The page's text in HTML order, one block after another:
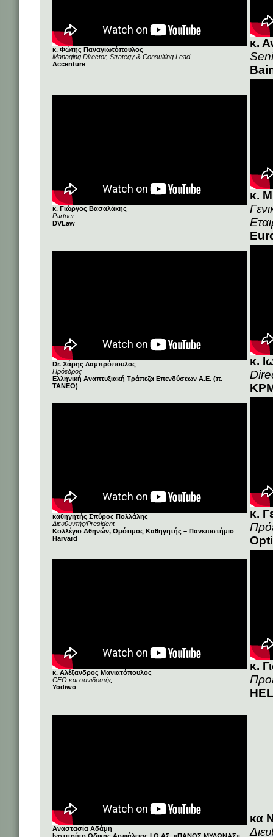
κ. Φώτης Παναγιωτόπουλος
Managing Director, Strategy & Consulting Lead
Accenture
κ.
κ. Γιώργος Βασαλάκης
Partner
DVLaw
κ.
Dr. Χάρης Λαμπρόπουλος
Πρόεδρος
Ελληνική Αναπτυξιακή Τράπεζα Επενδύσεων A.E. (π.
ΤΑΝΕΟ)
κ.
καθηγητής Σπύρος Πολλάλης
Διευθυντής/President
Κολλέγιο Αθηνών, Ομότιμος Καθηγητής – Πανεπιστήμιο
Harvard
κ.
κ. Αλέξανδρος Μανιατόπουλος
CEO και συνιδρυτής
Yodiwo
κ.
Αναστασία Αδάμη
Ινστιτούτο Οδικής Ασφάλειας Ι.Ο.ΑΣ. «ΠΑΝΟΣ ΜΥΛΩΝΑΣ»
κα